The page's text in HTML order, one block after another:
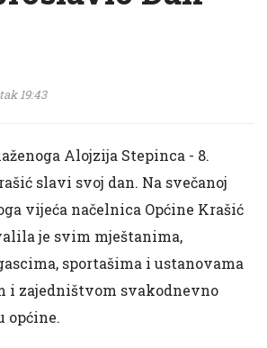
19:43
Alojzija Stepinca - 8.
slavi svoj dan. Na svečanoj
vijeća načelnica Općine Krašić
je svim mještanima,
sportašima i ustanovama
i zajedništvom svakodnevno
općine.